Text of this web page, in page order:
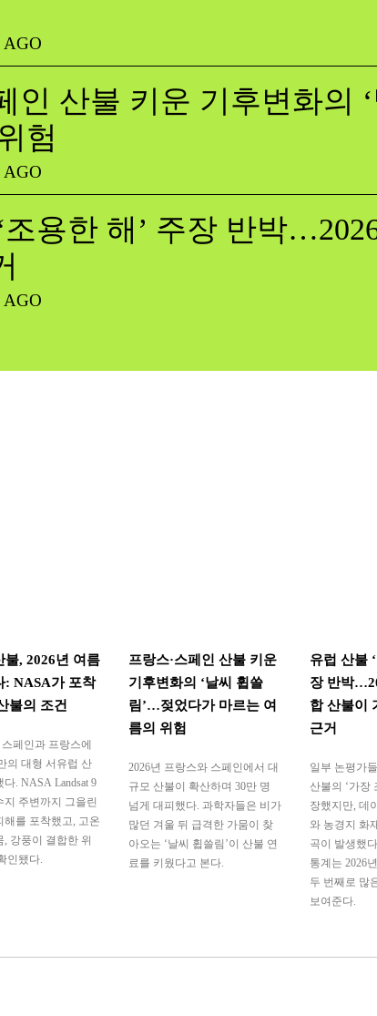
AGO
인 산불 키운 기후변화의
험
조용한 해’ 주장 반박
AGO
불, 2026년 여름
: NASA가 포착
불의 조건
스페인과 프랑스에
의 대형 서유럽 산
다. NASA Landsat 9
지 주변까지 그을린
해를 포착했고, 고온
, 강풍이 결합한 위
인됐다.
프랑스·스페인 산불 키운
기후변화의 ‘날씨 휩쓸
림’…젖었다가 마르는 여
름의 위험
2026년 프랑스와 스페인에서 대
규모 산불이 확산하며 30만 명
넘게 대피했다. 과학자들은 비가
많던 겨울 뒤 급격한 가뭄이 찾
아오는 ‘날씨 휩쓸림’이 산불 연
료를 키웠다고 본다.
유럽 산불
장 반박
합 산불이
근거
일부 논평가
산불의 ‘가장
장했지만, 데
와 농경지 화
곡이 발생했
통계는 2026
두 번째로 많
보여준다.